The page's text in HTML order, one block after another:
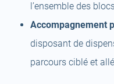
l’ensemble des
Accompagnement
disposant de
parcours ciblé et